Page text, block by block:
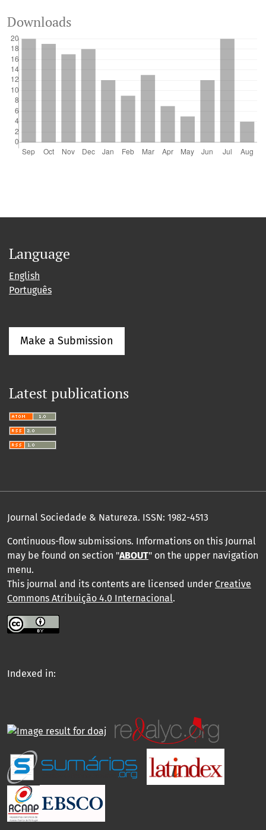
Downloads
Language
English
Português
Make a Submission
Latest publications
Journal Sociedade & Natureza. ISSN: 1982-4513
Continuous-flow submissions. Informations on this Journal
may be found on section "ABOUT" on the upper navigation
menu.
This journal and its contents are licensed under Creative
Commons Atribuição 4.0 Internacional.
Indexed in: